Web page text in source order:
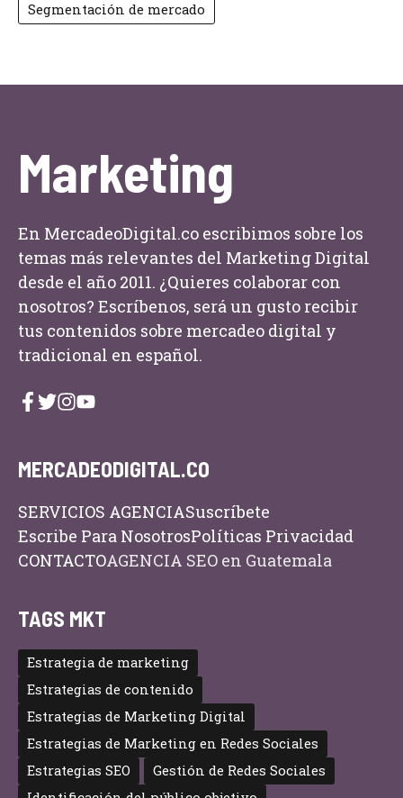
Segmentación de mercado
Marketing
En MercadeoDigital.co escribimos sobre los
temas más relevantes del Marketing Digital
desde el año 2011. ¿Quieres colaborar con
nosotros? Escríbenos, será un gusto recibir
tus contenidos sobre mercadeo digital y
tradicional en español.
MERCADEODIGITAL.CO
SERVICIOS AGENCIASuscríbete
Escribe Para NosotrosPolíticas Privacidad
CONTACTOAGENCIA SEO en Guatemala
TAGS MKT
Estrategia de marketing
Estrategias de contenido
Estrategias de Marketing Digital
Estrategias de Marketing en Redes Sociales
Estrategias SEO
Gestión de Redes Sociales